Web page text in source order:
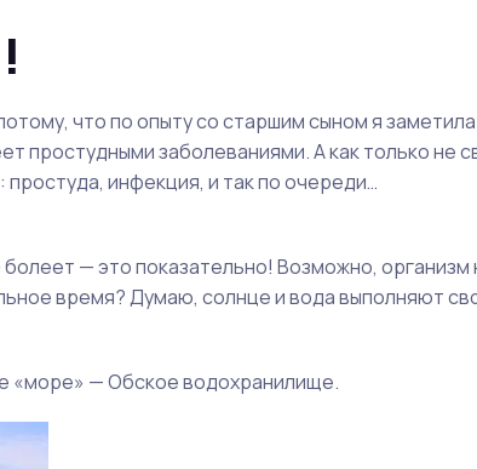
что по опыту со старшим сыном я
простудными заболеваниями. А как только не
инфекция, и так по очереди…
— это показательно! Возможно, организм
время? Думаю, солнце и вода выполняют
«море» — Обское водохранилище.